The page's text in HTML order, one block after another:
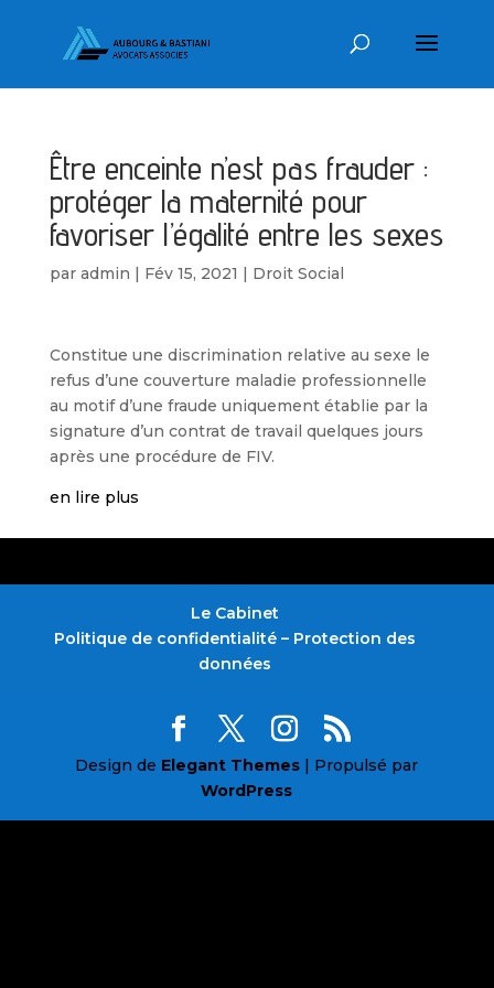
Être enceinte n’est pas frauder :
protéger la maternité pour
favoriser l’égalité entre les sexes
par admin | Fév 15, 2021 | Droit Social
Constitue une discrimination relative au sexe le
refus d’une couverture maladie professionnelle
au motif d’une fraude uniquement établie par la
signature d’un contrat de travail quelques jours
après une procédure de FIV.
en lire plus
Le Cabinet
Politique de confidentialité – Protection des
données
Design de Elegant Themes | Propulsé par
WordPress